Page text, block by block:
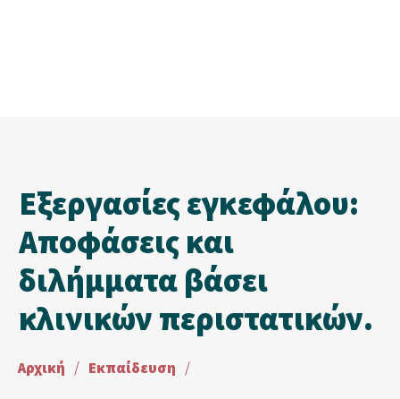
Εξεργασίες εγκεφάλου:
Αποφάσεις και
διλήμματα βάσει
κλινικών περιστατικών.
Αρχική / Εκπαίδευση /